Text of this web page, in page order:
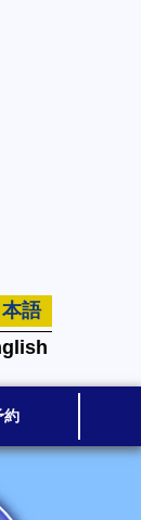
本語
約